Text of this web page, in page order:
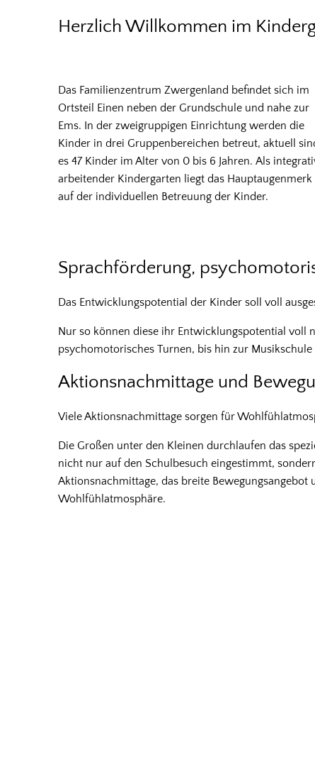
Herzlich Willkommen im
Das Familienzentrum Zwergenland befindet sich im
Ortsteil Einen neben der Grundschule und nahe zur
Ems. In der zweigruppigen Einrichtung werden die
Kinder in drei Gruppenbereichen betreut, aktuell
es 47 Kinder im Alter von 0 bis 6 Jahren. Als
arbeitender Kindergarten liegt das Hauptaugenmerk
auf der individuellen Betreuung der Kinder.
Sprachförderung,
Das Entwicklungspotential der Kinder soll voll
Nur so können diese ihr Entwicklungspotential voll
psychomotorisches Turnen, bis hin zur
Aktionsnachmittage und
Viele Aktionsnachmittage sorgen für
Die Großen unter den Kleinen durchlaufen das
nicht nur auf den Schulbesuch eingestimmt,
Aktionsnachmittage, das breite Bewegungsangebot
Wohlfühlatmosphäre.